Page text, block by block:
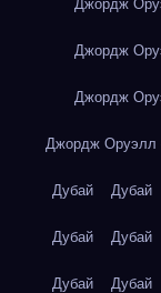
Джордж
Джордж
Джордж
Джордж Оруэлл
Дубай Дубай
Дубай Дубай
Дубай Дубай